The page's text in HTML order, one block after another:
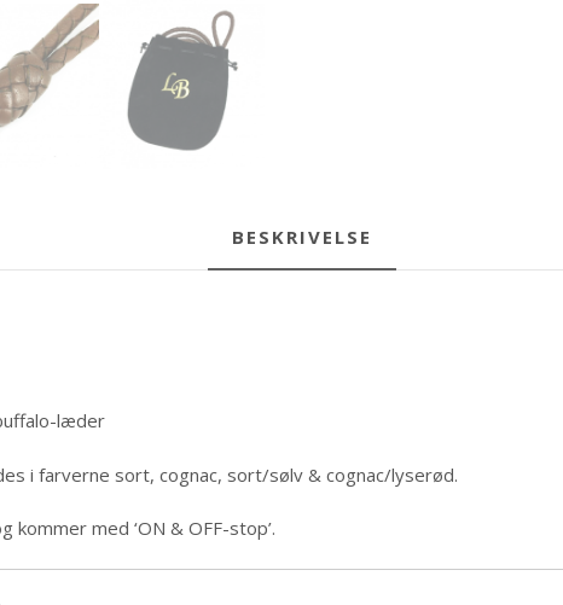
BESKRIVELSE
læder
i farverne sort, cognac, sort/sølv & cognac/lyserød.
med ‘ON & OFF-stop’.